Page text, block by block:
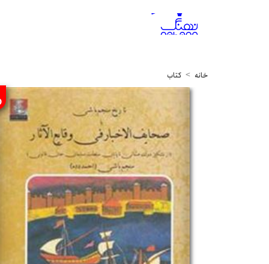
خانه کتاب